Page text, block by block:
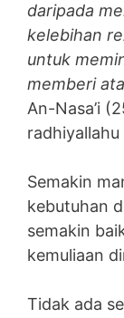
daripada
kelebihan
untuk
memberi
An-Nasa’i
radhiyallahu
Semakin
kebutuhan
semakin
kemuliaan
Tidak ada